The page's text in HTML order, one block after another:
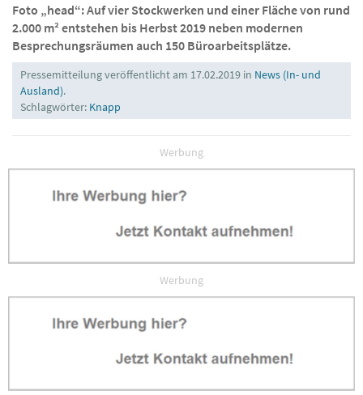
Foto „head“: Auf vier Stockwerken und einer Fläche von rund
2.000 m² entstehen bis Herbst 2019 neben modernen
Besprechungsräumen auch 150 Büroarbeitsplätze.
Pressemitteilung veröffentlicht am 17.02.2019 in News (In- und
Ausland).
Schlagwörter: Knapp
Werbung
Werbung